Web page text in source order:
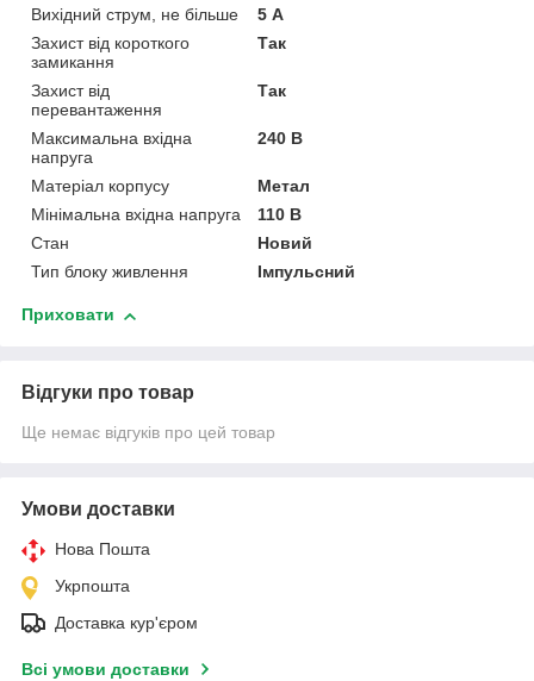
Вихідний струм, не більше
5 А
Захист від короткого
замикання
Так
Захист від
перевантаження
Так
Максимальна вхідна
напруга
240 В
Матеріал корпусу
Метал
Мінімальна вхідна напруга
110 В
Стан
Новий
Тип блоку живлення
Імпульсний
Приховати
Відгуки про товар
Ще немає відгуків про цей товар
Умови доставки
Нова Пошта
Укрпошта
Доставка кур'єром
Всі умови доставки